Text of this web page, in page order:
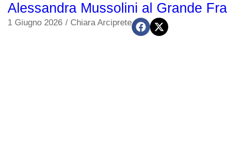
Alessandra Mussolini al Grande
1 Giugno 2026 / Chiara Arciprete